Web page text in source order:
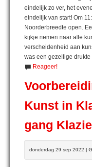
eindelijk zo ver, het
eindelijk van start! Om
Noorderbreedte open.
kijkje nemen naar alle
verscheidenheid aan
was een gezellige
Reageer!
Kunst in
gang
donderdag 29 sep 2022 |